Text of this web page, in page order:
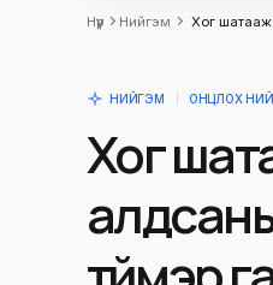
Нүүр Нийгэм Хог шатааж
НИЙГЭМ ОНЦЛОХ
Хог